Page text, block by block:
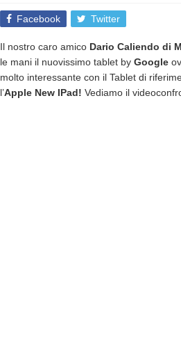
Facebook Twitter
Il nostro caro amico Dario Caliendo di
le mani il nuovissimo tablet by Google
molto interessante con il Tablet di
l’Apple New IPad! Vediamo il